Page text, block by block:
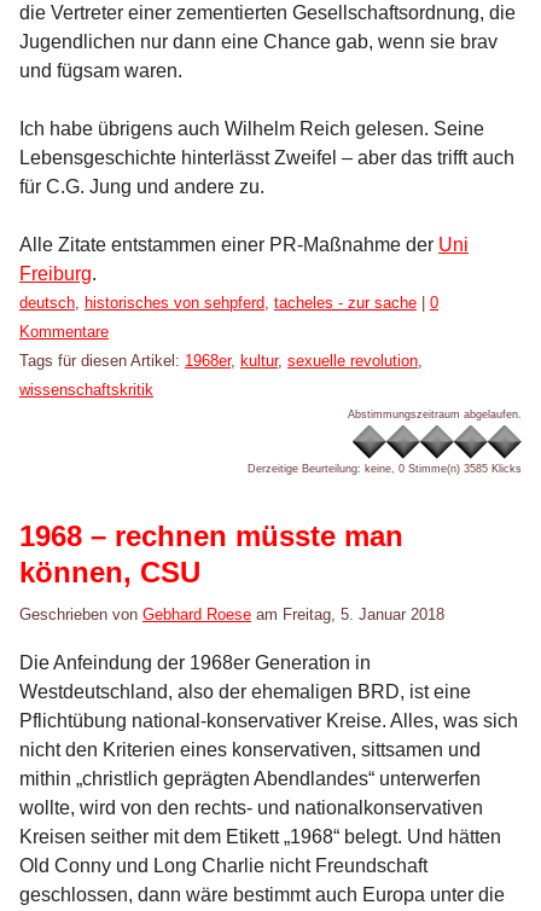
die Vertreter einer zementierten Gesellschaftsordnung, die
Jugendlichen nur dann eine Chance gab, wenn sie brav
und fügsam waren.
Ich habe übrigens auch Wilhelm Reich gelesen. Seine
Lebensgeschichte hinterlässt Zweifel – aber das trifft auch
für C.G. Jung und andere zu.
Alle Zitate entstammen einer PR-Maßnahme der Uni
Freiburg.
Kategorien:
deutsch historisches von sehpferd tacheles - zur sache
0
Kommentare
Tags für diesen Artikel: 1968er, kultur, sexuelle revolution
wissenschaftskritik
Abstimmungszeitraum abgelaufen.
Derzeitige Beurteilung: keine, 0 Stimme(n) 3585 Klicks
1968 – rechnen müsste man
können, CSU
Geschrieben von Gebhard Roese am Freitag, 5. Januar 2018
Die Anfeindung der 1968er Generation in
Westdeutschland, also der ehemaligen BRD, ist eine
Pflichtübung national-konservativer Kreise. Alles, was sich
nicht den Kriterien eines konservativen, sittsamen und
mithin „christlich geprägten Abendlandes“ unterwerfen
wollte, wird von den rechts- und nationalkonservativen
Kreisen seither mit dem Etikett „1968“ belegt. Und hätten
Old Conny und Long Charlie nicht Freundschaft
geschlossen, dann wäre bestimmt auch Europa unter die